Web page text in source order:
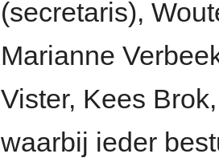
(secretaris),
Marianne
Vister, Kees
waarbij ieder